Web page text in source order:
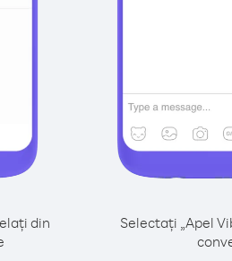
din
Selectați „Apel